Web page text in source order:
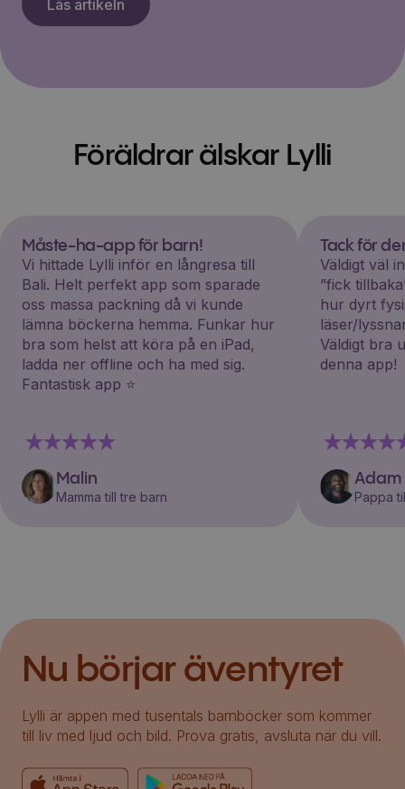
Läs artikeln
Föräldrar älskar Lylli
Måste-ha-app för barn!
Vi hittade Lylli inför en långresa till
Bali. Helt perfekt app som sparade
oss massa packning då vi kunde
lämna böckerna hemma. Funkar hur
bra som helst att köra på en iPad,
ladda ner offline och ha med sig.
Fantastisk app ⭐️
Malin
Mamma till tre barn
Tack för
Väldigt väl
”fick
hur dyrt
läser/
Väldigt bra
denna app!
Adam
Pappa
Nu börjar äventyret
Lylli är appen med tusentals barnböcker som kommer
till liv med ljud och bild. Prova gratis, avsluta när du vill.